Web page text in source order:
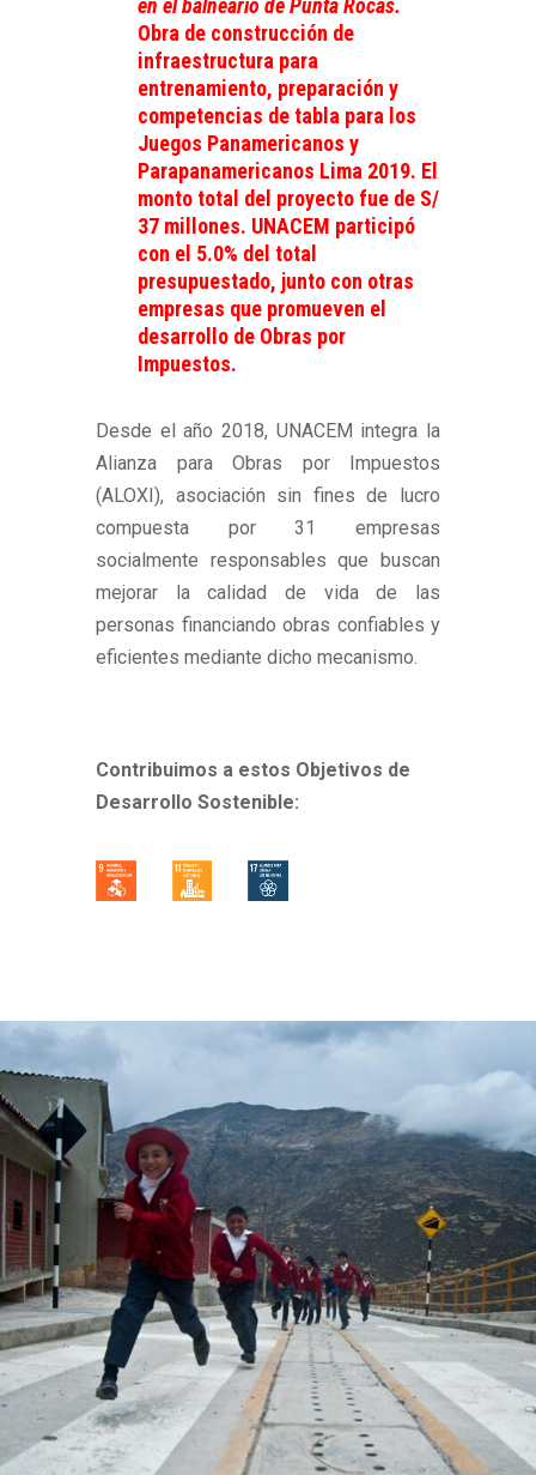
en el balneario de Punta Rocas.
Obra de construcción de
infraestructura para
entrenamiento, preparación y
competencias de tabla para los
Juegos Panamericanos y
Parapanamericanos Lima 2019. El
monto total del proyecto fue de S/
37 millones. UNACEM participó
con el 5.0% del total
presupuestado, junto con otras
empresas que promueven el
desarrollo de Obras por
Impuestos.
Desde el año 2018, UNACEM integra la
Alianza para Obras por Impuestos
(ALOXI), asociación sin fines de lucro
compuesta por 31 empresas
socialmente responsables que buscan
mejorar la calidad de vida de las
personas financiando obras confiables y
eficientes mediante dicho mecanismo.
Contribuimos a estos Objetivos de
Desarrollo Sostenible: